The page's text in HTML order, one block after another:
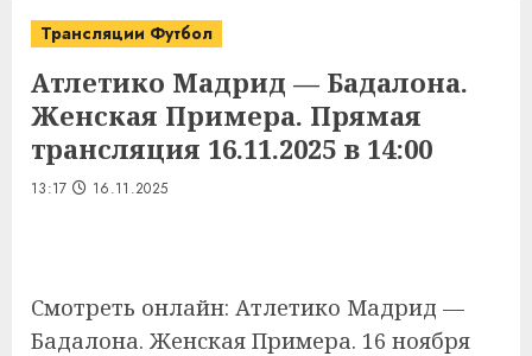
Трансляции Футбол
Атлетико Мадрид — Бадалона.
Женская Примера. Прямая
трансляция 16.11.2025 в 14:00
13:17 16.11.2025
Смотреть онлайн: Атлетико Мадрид —
Бадалона. Женская Примера. 16 ноября